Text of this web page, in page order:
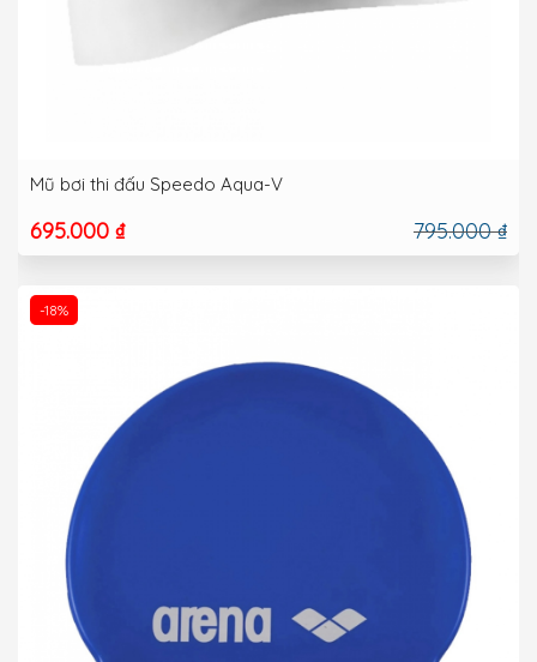
Mũ bơi thi đấu Speedo Aqua-V
695.000 ₫ 795.000 ₫
-18%